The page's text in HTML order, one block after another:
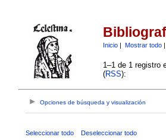
Inicio| Mostrar todo|
1–1 de 1 registro
(RSS):
Opciones de búsqueda y visualización
Seleccionar todo Deseleccionar todo